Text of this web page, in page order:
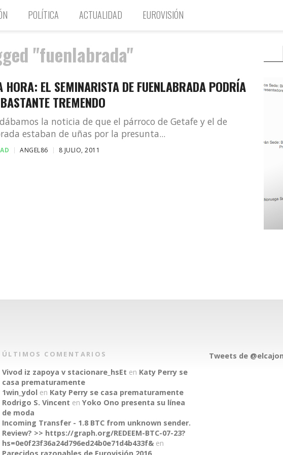
POLÍTICA ACTUALIDAD EUROVISIÓN
"fuenlabrada"
HORA: EL SEMINARISTA DE FUENLABRADA PODRÍA
TREMENDO
la noticia de que el párroco de Getafe y el de
estaban de uñas por la presunta...
ANGEL86 8 JULIO, 2011
ÚLTIMOS COMENTARIOS
Vivod iz zapoya v stacionare_hsEt en Katy Perry se
casa prematuramente
1win_ydolen Katy Perry se casa prematuramente
Rodrigo S. Vincent en Yoko Ono presenta su línea
de moda
Incoming Transfer - 1.8 BTC from unknown sender.
Review? >> https://graph.org/REDEEM-BTC-07-23?
hs=0e0f23f36a24d796ed24b0e71d4b433f&en
Tweets de